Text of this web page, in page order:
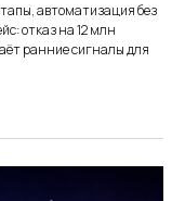
автоматизация без
отказ на 12 млн
ранние сигналы для